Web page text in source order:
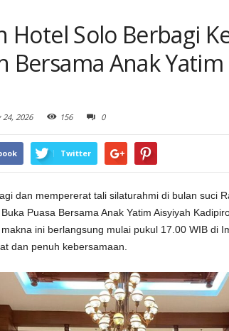
Hotel Solo Berbagi
Bersama Anak Yatim
2026 156 0
Twitter
dan mempererat tali silaturahmi di bulan suci
Puasa Bersama Anak Yatim Aisyiyah
ini berlangsung mulai pukul 17.00 WIB di
dan penuh kebersamaan.